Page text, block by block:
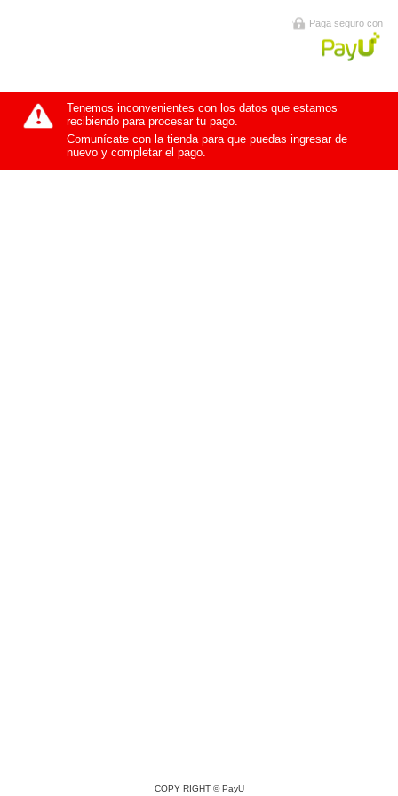
Paga seguro con
Tenemos inconvenientes con los datos que estamos
recibiendo para procesar tu pago.
Comunícate con la tienda para que puedas ingresar de
nuevo y completar el pago.
COPY RIGHT ©PayU